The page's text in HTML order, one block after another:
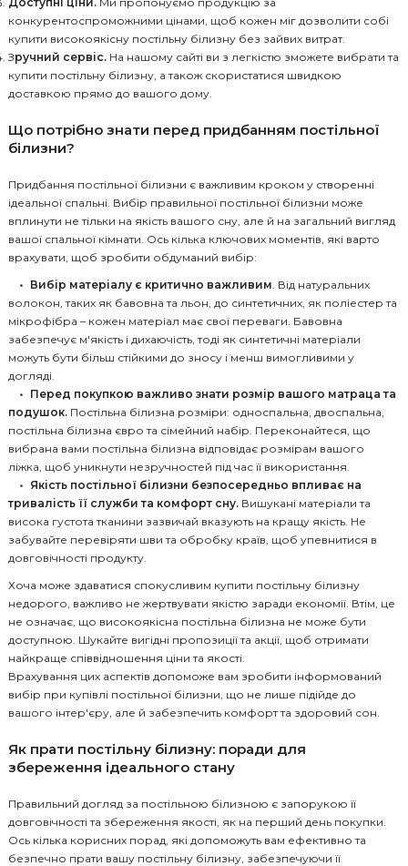
конкурентоспроможними цінами, щоб кожен міг дозволити собі
купити високоякісну постільну білизну без зайвих витрат.
Зручний сервіс.На нашому сайті ви з легкістю зможете вибрати та
купити постільну білизну, а також скористатися швидкою
доставкою прямо до вашого дому.
Що потрібно знати перед придбанням постільної
білизни?
Придбання постільної білизни є важливим кроком у створенні
ідеальної спальні. Вибір правильної постільної білизни може
вплинути не тільки на якість вашого сну, але й на загальний вигляд
вашої спальної кімнати. Ось кілька ключових моментів, які варто
врахувати, щоб зробити обдуманий вибір:
Вибір матеріалу є критично важливим . Від натуральних
волокон, таких як бавовна та льон, до синтетичних, як поліестер та
мікрофібра – кожен матеріал має свої переваги. Бавовна
забезпечує м'якість і дихаючість, тоді як синтетичні матеріали
можуть бути більш стійкими до зносу і менш вимогливими у
догляді.
Перед покупкою важливо знати розмір вашого матраца та
подушок. Постільна білизна розміри: односпальна, двоспальна,
постільна білизна євро та сімейний набір. Переконайтеся, що
вибрана вами постільна білизна відповідає розмірам вашого
ліжка, щоб уникнути незручностей під час її використання.
Якість постільної білизни безпосередньо впливає на
тривалість її служби та комфорт сну. Вишукані матеріали та
висока густота тканини зазвичай вказують на кращу якість. Не
забувайте перевіряти шви та обробку країв, щоб упевнитися в
довговічності продукту.
Хоча може здаватися спокусливим купити постільну білизну
недорого, важливо не жертвувати якістю заради економії. Втім, це
не означає, що високоякісна постільна білизна не може бути
доступною. Шукайте вигідні пропозиції та акції, щоб отримати
найкраще співвідношення ціни та якості.
Врахування цих аспектів допоможе вам зробити інформований
вибір при купівлі постільної білизни, що не лише підійде до
вашого інтер'єру, але й забезпечить комфорт та здоровий сон.
Як прати постільну білизну: поради для
збереження ідеального стану
Правильний догляд за постільною білизною є запорукою її
довговічності та збереження якості, як на перший день покупки.
Ось кілька корисних порад, які допоможуть вам ефективно та
безпечно прати вашу постільну білизну, забезпечуючи її